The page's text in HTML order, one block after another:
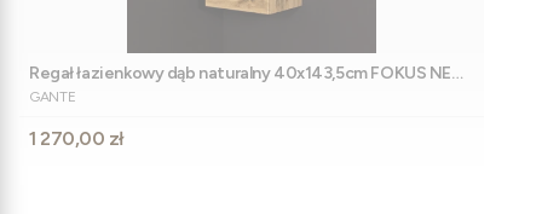
Regał łazienkowy dąb naturalny 40x143,5cm FOKUS NEW
LOFT dwudrzwiowy
PRODUCENT
GANTE
Cena
1 270,00 zł